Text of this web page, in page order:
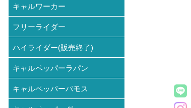
キャルワーカー
フリーライダー
ハイライダー(販売終了)
キャルペッパーラパン
キャルペッパーバモス